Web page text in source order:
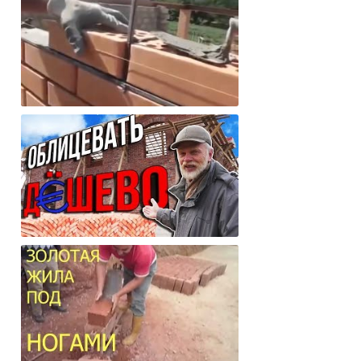
одноэтажного дома, плюсы и минусы?
Как правильно класть кирпич. Как
сделать идеальные швы!
Как можно дешево и на века
облицевать свой дом?